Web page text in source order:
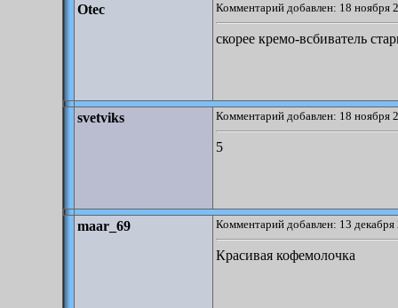
Otec Комментарий добавлен: 18 ноября
скорее кремо-всбиватель
svetviks Комментарий добавлен: 18 ноября
5
maar_69 Комментарий добавлен: 13
Красивая кофемолочка